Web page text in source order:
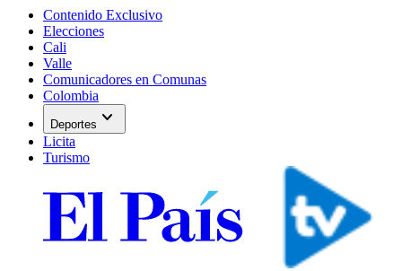
Contenido Exclusivo
Elecciones
Cali
Valle
Comunicadores en Comunas
Colombia
Deportes expand_more
Licita
Turismo